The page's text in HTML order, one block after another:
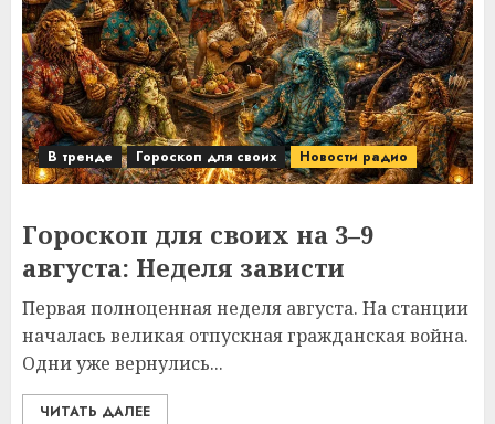
В тренде Гороскоп для своих Новости радио
Гороскоп для своих на 3–9
августа: Неделя зависти
Первая полноценная неделя августа. На станции
началась великая отпускная гражданская война.
Одни уже вернулись...
ЧИТАТЬ ДАЛЕЕ